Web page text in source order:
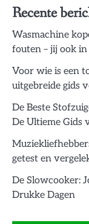
Recente
Wasmachine
fouten – jij ook
Voor wie is een
uitgebreide gids
De Beste
De Ultieme
getest en
De Slowcooker:
Drukke Dagen